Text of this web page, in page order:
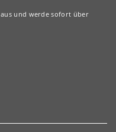
und werde sofort über